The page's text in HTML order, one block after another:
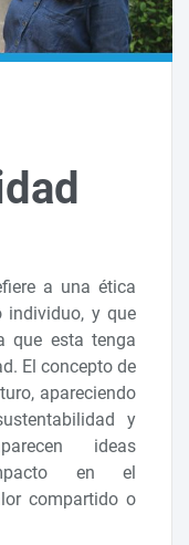
a una ética
individuo, y que
que esta tenga
El concepto de
apareciendo
y
ideas
en el
compartido o